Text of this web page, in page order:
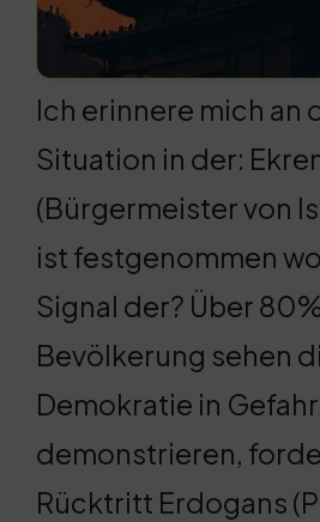
Ich erinnere mich an
Situation in der:
(Bürgermeister von
ist festgenommen
Signal der? Über
Bevölkerung sehen
Demokratie in
demonstrieren,
Rücktritt Erdogans